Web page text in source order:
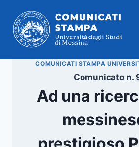
contenuto
COMUNICATI STAMPA
Comunicato n.
Ad una